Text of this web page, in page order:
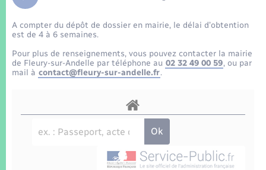
Etat-civil - Papiers - Citoyenneté
Mariage – PACS
Parrainage civil
Logement - Urbanisme
Nouvel habitant
Transports scolaires
Travaux - Autorisation d’occupation de l’espace
public
Compétences
Plan interactif
A compter du dépôt de dossier en mairie, le délai d’obtention
est de 4 à 6 semaines.
Pour plus de renseignements, vous pouvez contacter la mairie
de Fleury-sur-Andelle par téléphone au 02 32 49 00 59, ou par
mail à contact@fleury-sur-andelle.fr.